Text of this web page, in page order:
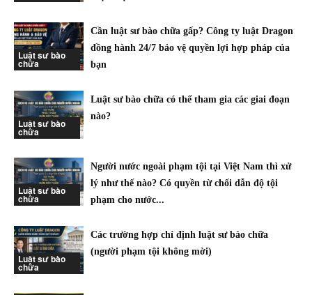
Luật sư bào
chữa
Cần luật sư bào chữa gấp? Công ty luật Dragon
đồng hành 24/7 bảo vệ quyền lợi hợp pháp của
bạn
Luật sư bào
chữa
Luật sư bào chữa có thể tham gia các giai đoạn
nào?
Luật sư bào
chữa
Người nước ngoài phạm tội tại Việt Nam thì xử
lý như thế nào? Có quyền từ chối dẫn độ tội
phạm cho nước...
Luật sư bào
chữa
Các trường hợp chỉ định luật sư bào chữa
(người phạm tội không mời)